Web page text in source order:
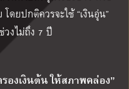
ดยปกติควรจะใช้ “เงินอุ่น”
วงไม่ถึง 7 ปี
องเงินต้น ให้สภาพคล่อง”